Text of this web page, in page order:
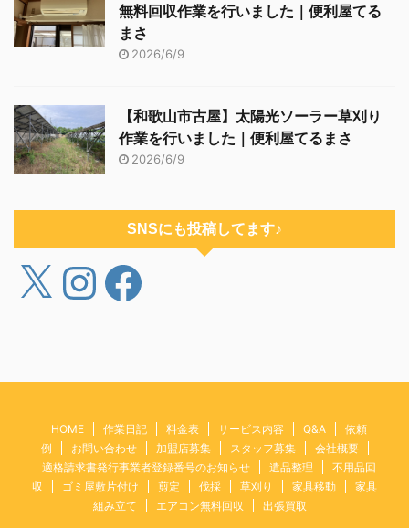
無料回収作業を行いました｜便利屋てる
まさ
2026/6/9
【和歌山市古屋】太陽光ソーラー草刈り
作業を行いました｜便利屋てるまさ
2026/6/9
SNSにも投稿してます♪
HOME 作業日記 料金表 サービス内容 Q&A
依頼
例
お問い合わせ 加盟店募集 スタッフ募集
会社概要
適格請求書発行事業者登録番号のお知らせ
遺品整理
不用品回
収
ゴミ屋敷片付け 剪定 伐採 草刈り 家具移動
家具
組み立て
エアコン無料回収 出張買取